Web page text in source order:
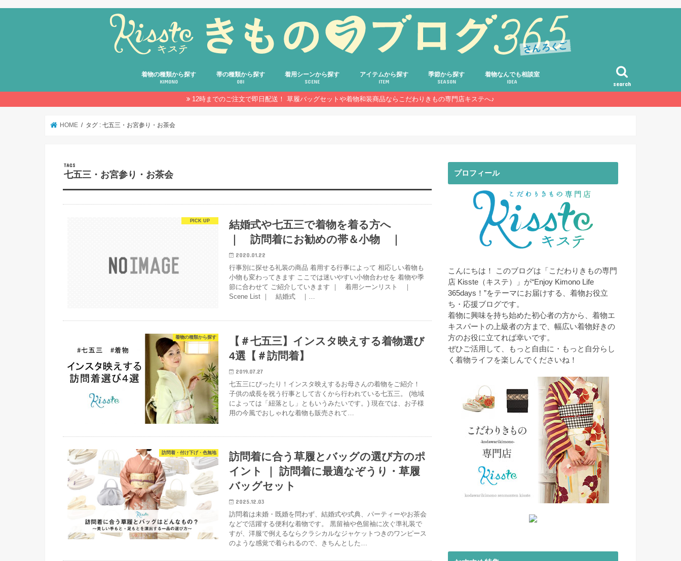
search
着物の種類から探す
KIMONO
訪問着・付け下げ・色無地
綿着物・デニム着物・おしゃれ着物
帯の種類から探す
OBI
袋帯
名古屋帯
京袋帯
半幅帯
その他の帯
着用シーンから探す
SCENE
結婚式・披露宴
格式あるパーティー・式典
成人式
入学式・卒業式
七五三・お宮参り・お茶会
歌舞伎・演劇鑑賞・ホテルでの食事
普段のお出かけ・お稽古
花火大会・お祭り
アイテムから探す
ITEM
着物
浴衣
帯
草履バッグセット
草履・下駄・バッグ
帯締め・帯揚げ
半衿・重ね衿
髪飾り・かんざし
装飾小物
和装・着付け小物
和雑貨・ギフト
季節から探す
SEASON
通年
春
夏
秋
冬
着物なんでも相談室
IDEA
コーディネート・アレンジ術
選び方・着方・ハウツー
着物の豆知識・雑学
着物のルール・マナー・基礎知識
素朴な疑問・Q&A・お客様の声
12時までのご注文で即日配送！ 草履バッグセットや着物和装商品ならこだわりきもの専門店キステへ♪
HOME タグ : 七五三・お宮参り・お茶会
七五三・お宮参り・お茶会
結婚式や七五三で着物を着る方へ
｜ 訪問着にお勧めの帯＆小物 ｜
2020.01.22
行事別に探せる礼装の商品 着用する行事によって 相応しい着物も
小物も変わってきます ここでは迷いやすい小物合わせを 着物や季
節に合わせて ご紹介していきます ｜ 着用シーンリスト ｜
Scene List ｜ 結婚式 ｜…
着物の種類から探す
【＃七五三】インスタ映えする着物選び
4選【＃訪問着】
2019.07.27
七五三にぴったり！インスタ映えするお母さんの着物をご紹介！
子供の成長を祝う行事として古くから行われている七五三。 (地域
によっては「紐落とし」ともいうみたいです。) 現在では、お子様
用の今風でおしゃれな着物も販売されて…
訪問着・付け下げ・色無地
訪問着に合う草履とバッグの選び方のポ
イント ｜ 訪問着に最適なぞうり・草履
バッグセット
2025.12.03
訪問着は未婚・既婚を問わず、結婚式や式典、パーティーやお茶会
などで活躍する便利な着物です。 黒留袖や色留袖に次ぐ準礼装で
すが、洋服で例えるならクラシカルなジャケットつきのワンピース
のような感覚で着られるので、きちんとした…
プロフィール
こんにちは！ このブログは「こだわりきもの専門
店 Kisste（キステ）」が“Enjoy Kimono Life
365days！”をテーマにお届けする、着物お役立
ち・応援ブログです。
着物に興味を持ち始めた初心者の方から、着物エ
キスパートの上級者の方まで、幅広い着物好きの
方のお役に立てれば幸いです。
ぜひご活用して、もっと自由に・もっと自分らし
く着物ライフを楽しんでくださいね！